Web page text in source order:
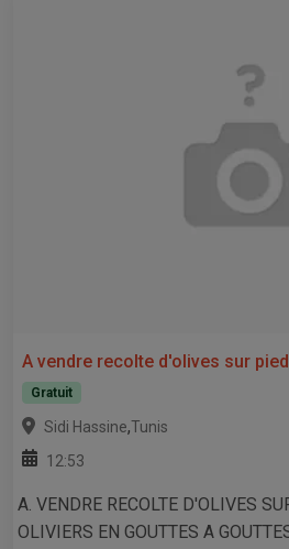
A vendre recolte d'olives sur pied
Gratuit
Sidi Hassine,Tunis
12:53
A. VENDRE RECOLTE D'OLIVES
OLIVIERS EN GOUTTES A